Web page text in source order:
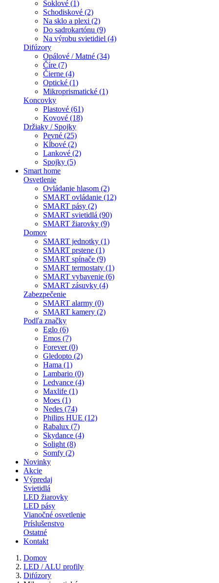
Soklové (1)
Schodiskové (2)
Na sklo a plexi (2)
Do sadrokartónu (9)
Na výrobu svietidiel (4)
Difúzory
Opálové / Matné (34)
Číre (7)
Čierne (4)
Optické (1)
Mikroprismatické (1)
Koncovky
Plastové (61)
Kovové (18)
Držiaky / Spojky
Pevné (25)
Kĺbové (2)
Lankové (2)
Spojky (5)
Smart home
Osvetlenie
Ovládanie hlasom (2)
SMART ovládanie (12)
SMART pásy (2)
SMART svietidlá (90)
SMART žiarovky (9)
Domov
SMART jednotky (1)
SMART prstene (1)
SMART spínače (9)
SMART termostaty (1)
SMART vybavenie (6)
SMART zásuvky (4)
Zabezpečenie
SMART alarmy (0)
SMART kamery (2)
Podľa značky
Eglo (6)
Emos (7)
Forever (0)
Gledopto (2)
Hama (1)
Lambario (0)
Ledvance (4)
Maxlife (1)
Moes (1)
Nedes (74)
Philips HUE (12)
Rabalux (7)
Skydance (4)
Solight (8)
Somfy (2)
Novinky
Akcie
Výpredaj
Svietidlá
LED žiarovky
LED pásy
Vianočné osvetlenie
Príslušenstvo
Ostatné
Kontakt
Domov
LED / ALU profily
Difúzory